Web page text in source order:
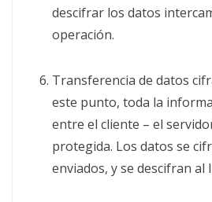
descifrar los datos
operación.
Transferencia de datos
este punto, toda la
entre el cliente – el
protegida. Los datos se
enviados, y se descifran al